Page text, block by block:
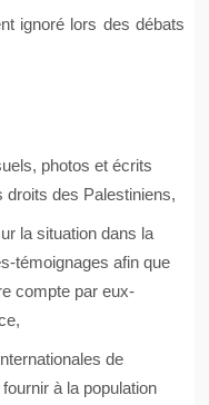
ignoré lors des débats
photos et écrits
droits des Palestiniens,
la situation dans la
témoignages afin que
compte par eux-
de
à la population